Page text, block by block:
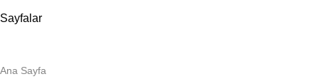
Sayfalar
Ana Sayfa